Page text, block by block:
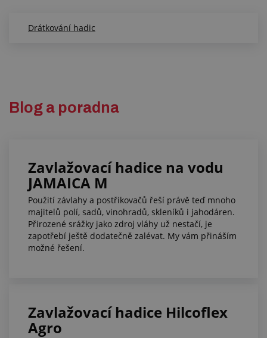
Drátkování hadic
Blog a poradna
Zavlažovací hadice na vodu
JAMAICA M
Použití závlahy a postřikovačů řeší právě teď mnoho
majitelů polí, sadů, vinohradů, skleníků i jahodáren.
Přirozené srážky jako zdroj vláhy už nestačí, je
zapotřebí ještě dodatečně zalévat. My vám přináším
možné řešení.
Zavlažovací hadice Hilcoflex
Agro